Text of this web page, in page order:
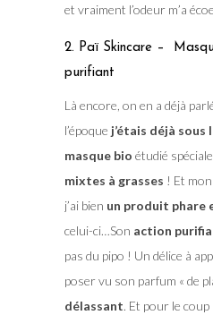
et vraiment l’odeur m’a
2. Paï Skincare –
purifiant
Là encore, on en a déjà
l’époque j’étais déjà sous
masque bio étudié
mixtes à grasses ! Et mon
j’ai bien un produit phare
celui-ci…Son action
pas du pipo ! Un délice à
poser vu son parfum « de
délassant. Et pour le